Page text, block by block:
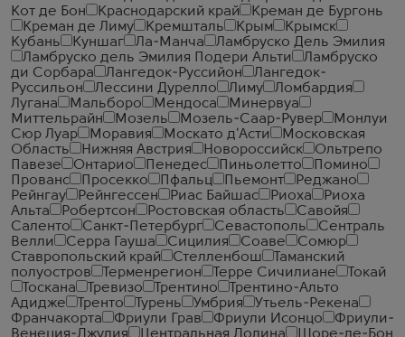
Кот де Бон
Краснодарский край
Креман де Бургонь
Креман де Лиму
Кремшталь Крым
Крымск
Кубань
Куншаг Ла-Манча
Ламбруско Дель Эмилия
Ламбруско дель Эмилия Подери Альти
Ламбруско
ди Сорбара
Лангедок-Руссийон
Лангедок-
Руссильон
Лессини Дурелло Лиму
Ломбардия
Лугана
Мальборо Мендоса
Минервуа
Миттельрайн
Мозель Мозель-Саар-Рувер
Монлуи
Сюр Луар
Моравия Москато д'Асти
Московская
Область
Нижняя Австрия Новороссийск
Ольтрепо
Павезе
Онтарио Пенедес Пиньолетто
Помино
Прованс
Просекко Пфальц Пьемонт
Реджано
Рейнгау
Рейнгессен Риас Байшас Риоха
Риоха
Альта
Робертсон Ростовская область
Савойя
Саленто
Санкт-Петербург Севастополь
Сентраль
Велли
Серра Гауша Сицилия Соаве
Сомюр
Ставропольский край
Стелленбош
Таманский
полуостров
Терменрегион Терре Сичилиане
Токай
Тоскана
Тревизо Трентино
Трентино-Альто
Адидже
Тренто Турень Умбрия
Утьель-Рекена
Франчакорта
Фриули Грав Фриули Исонцо
Фриули-